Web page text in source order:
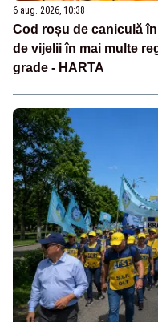
6 aug. 2026, 10:38
Cod roșu de caniculă
de vijelii în mai multe
grade - HARTA